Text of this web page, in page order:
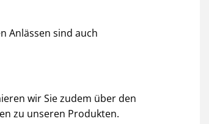
Anlässen sind auch
wir Sie zudem über den
zu unseren Produkten.